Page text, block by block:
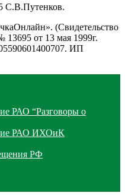
С.В.Путенков.
(Свидетельство
13695 от 13 мая 1999г.
ИП
РАО “Разговоры о
РАО ИХОиК
РФ